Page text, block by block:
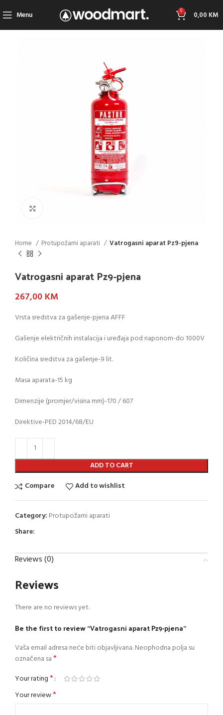
Menu 0 0,00 KM
Home Protupožarni aparati Vatrogasni aparat Pz9-pjena
Vatrogasni aparat Pz9-pjena
267,00 KM
Vrsta sredstva za gašenje-pjena AFFF
Gašenje električnih instalacija i uređaja pod naponom-do 1000V
Količina sredstva za gašenje-9 lit.
Masa aparata-15 kg
Dimenzije (promjer/visina mm)-170 / 607
Direktive-PED 2014/68/EU
ADD TO CART
Compare
Add to wishlist
Category: Protupožarni aparati
Share:
Reviews (0)
Reviews
There are no reviews yet.
Be the first to review “Vatrogasni aparat Pz9-pjena”
Vaša email adresa neće biti objavljivana.Neophodna polja su
označena sa*
Your rating*
Your review*